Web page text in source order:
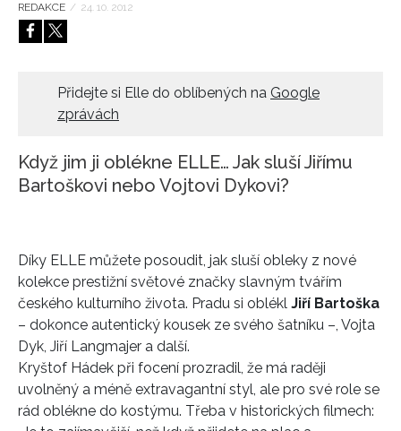
HOME
REDAKCE / 24. 10. 2012
Přidejte si Elle do oblíbených na Google
zprávách
Když jim ji oblékne ELLE… Jak sluší Jiřímu
Bartoškovi nebo Vojtovi Dykovi?
Díky ELLE můžete posoudit, jak sluší obleky z nové
kolekce prestižní světové značky slavným tvářím
českého kulturního života. Pradu si oblékl Jiří Bartoška
– dokonce autentický kousek ze svého šatníku –, Vojta
Dyk, Jiří Langmajer a další.
Kryštof Hádek při focení prozradil, že má raději
uvolněný a méně extravagantní styl, ale pro své role se
rád oblékne do kostýmu. Třeba v historických filmech: